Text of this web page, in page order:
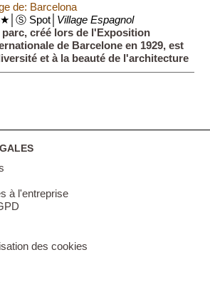
de: Barcelona
Spot│ Village Espagnol
parc, créé lors de l'Exposition
de Barcelone en 1929, est
et à la beauté de l'architecture
à l'entreprise
des cookies